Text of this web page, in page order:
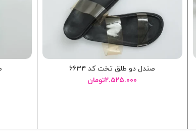
صندل دو طلق تخت کد ۶۶۳۴
۲.۵۲۵.۰۰۰تومان